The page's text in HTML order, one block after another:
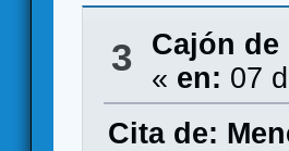
3 Cajón de
« en: 07
Cita de: